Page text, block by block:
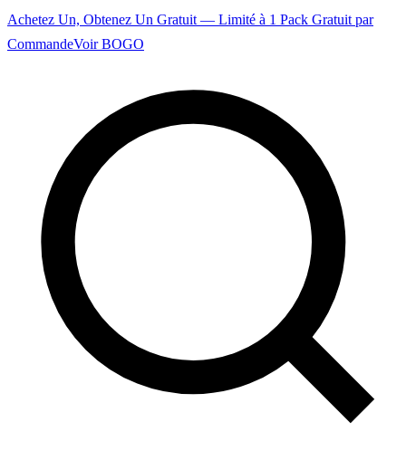
Achetez Un, Obtenez Un Gratuit — Limité à 1 Pack Gratuit par
CommandeVoir BOGO